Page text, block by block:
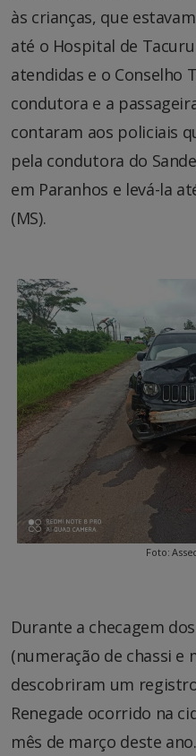
às crianças, que
até o Hospital de
atendidas e o Conselho
condutora e a
contaram aos policiais
pela condutora do
em Paranhos e levá-la
(MS).
Foto:
Durante a checagem
(numeração de chassi e
descobriram um
Renegade ocorrido na
mês de março deste ano.